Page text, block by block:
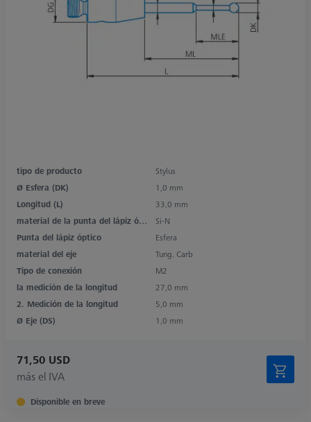
tipo de producto
Stylus
Ø Esfera (DK)
1,0 mm
Longitud (L)
33,0 mm
material de la punta del lápiz óptico
Si-N
Punta del lápiz óptico
Esfera
material del eje
Tung. Carb
Tipo de conexión
M2
la medición de la longitud
27,0 mm
2. Medición de la longitud
5,0 mm
Ø Eje (DS)
1,0 mm
71,50 USD
más el IVA
Disponible en breve